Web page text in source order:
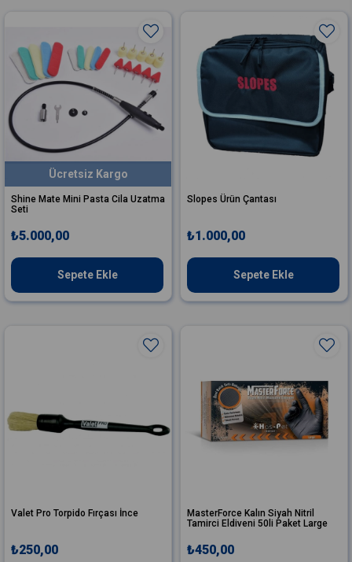
Shine Mate Mini Pasta Cila Uzatma
Seti
₺5.000,00
Sepete Ekle
Ücretsiz Kargo
Slopes Ürün Çantası
₺1.000,00
Sepete Ekle
Valet Pro Torpido Fırçası İnce
₺250,00
MasterForce Kalın Siyah Nitril
Tamirci Eldiveni 50li Paket Large
₺450,00